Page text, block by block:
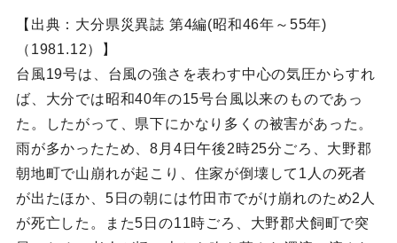
【出典：大分県災異誌 第4編(昭和46年～55年)
（1981.12）】
台風19号は、台風の強さを表わす中心の気圧からすれ
ば、大分では昭和40年の15号台風以来のものであっ
た。したがって、県下にかなり多くの被害があった。
雨が多かったため、8月4日午後2時25分ごろ、大野郡
朝地町で山崩れが起こり、住家が倒壊して1人の死者
が出たほか、5日の朝には竹田市でがけ崩れのため2人
が死亡した。また5日の11時ごろ、大野郡犬飼町で突